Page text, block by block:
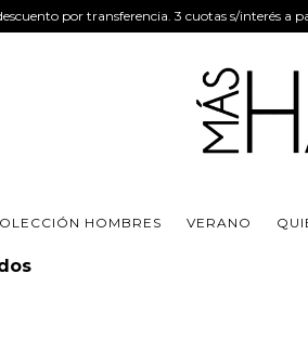
por transferencia. 3 cuotas s/interés a
HOMBRES VERANO